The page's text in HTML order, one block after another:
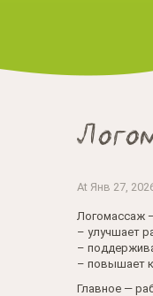
At Янв 27,
Логомассаж
– улучшает
–
– повышает
Главное —